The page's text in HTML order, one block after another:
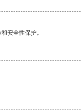
安全性保护。